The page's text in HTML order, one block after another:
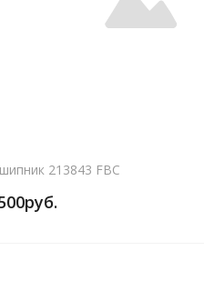
213843 FBC
руб.